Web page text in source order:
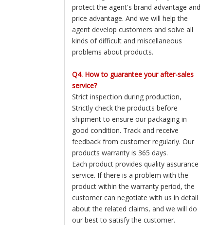
protect the agent's brand advantage and
price advantage. And we will help the
agent develop customers and solve all
kinds of difficult and miscellaneous
problems about products.
Q4. How to guarantee your after-sales
service?
Strict inspection during production,
Strictly check the products before
shipment to ensure our packaging in
good condition. Track and receive
feedback from customer regularly. Our
products warranty is 365 days.
Each product provides quality assurance
service. If there is a problem with the
product within the warranty period, the
customer can negotiate with us in detail
about the related claims, and we will do
our best to satisfy the customer.